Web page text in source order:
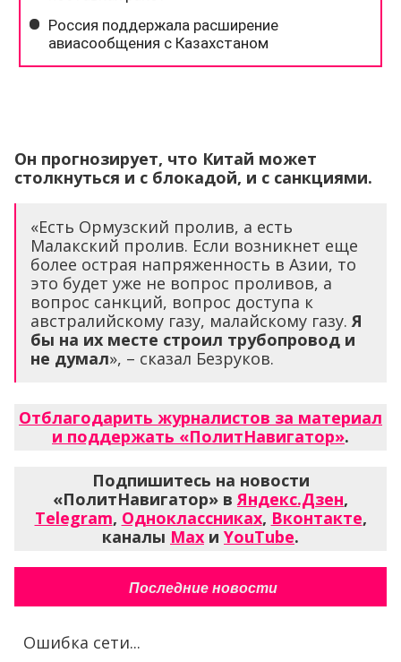
Он прогнозирует, что Китай может
столкнуться и с блокадой, и с санкциями.
«Есть Ормузский пролив, а есть
Малакский пролив. Если возникнет еще
более острая напряженность в Азии, то
это будет уже не вопрос проливов, а
вопрос санкций, вопрос доступа к
австралийскому газу, малайскому газу.Я
бы на их месте строил трубопровод и
не думал», – сказал Безруков.
Отблагодарить журналистов за материал
и поддержать «ПолитНавигатор».
Подпишитесь на новости
«ПолитНавигатор» вЯндекс.Дзен,
Telegram, Одноклассниках, Вконтакте,
каналы Max и YouTube.
Последние новости
Ошибка сети...